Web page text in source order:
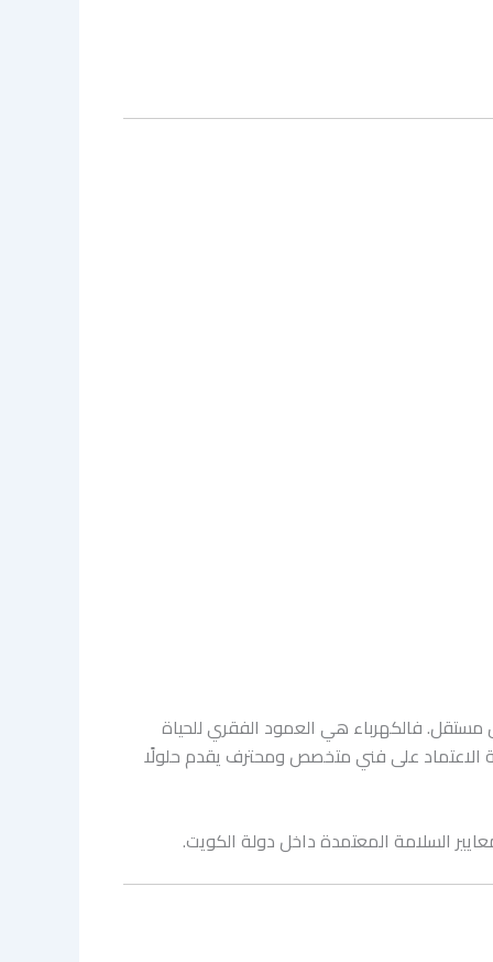
مستقل. فالكهرباء هي العمود الفقري للحياة
الاعتماد على فني متخصص ومحترف يقدم حلولًا
السلامة المعتمدة داخل دولة الكويت.